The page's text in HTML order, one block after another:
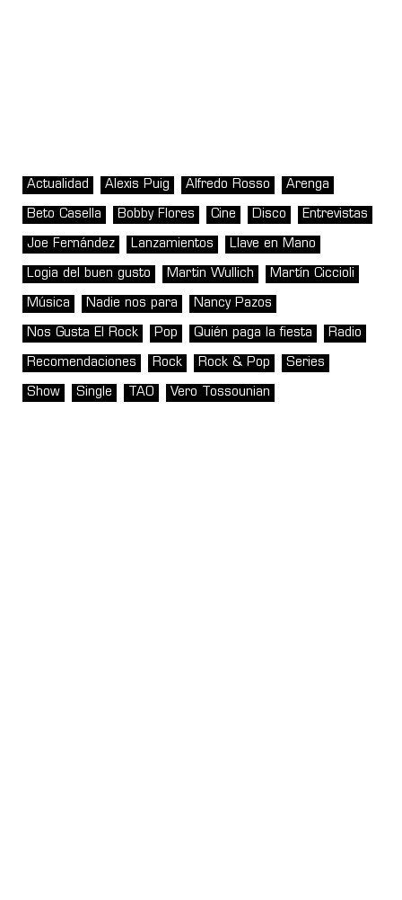
Actualidad Alexis Puig Alfredo Rosso Arenga
Beto Casella Bobby Flores Cine Disco Entrevistas
Joe Fernández Lanzamientos Llave en Mano
Logia del buen gusto Martin Wullich Martín Ciccioli
Música Nadie nos para Nancy Pazos
Nos Gusta El Rock Pop Quién paga la fiesta Radio
Recomendaciones Rock Rock & Pop Series
Show Single TAO Vero Tossounian